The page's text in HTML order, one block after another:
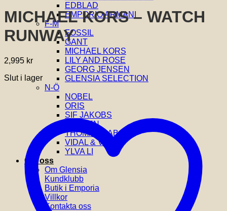
EDBLAD
EMPORIO ARMANI
F-M
FOSSIL
GANT
MICHAEL KORS
LILY AND ROSE
GEORG JENSEN
GLENSIA SELECTION
N-Ö
NOBEL
ORIS
SIF JAKOBS
SKAGEN
THOMAS SABO
VIDAL & VIDAL
YLVA LI
Om oss
Om Glensia
Kundklubb
Butik i Emporia
Villkor
Kontakta oss
MICHAEL KORS – WATCH
RUNWAY
2,995 kr
Slut i lager